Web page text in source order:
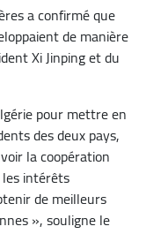
a confirmé que
de manière
Xi Jinping et du
pour mettre en
des deux pays,
la coopération
intérêts
de meilleurs
», souligne le